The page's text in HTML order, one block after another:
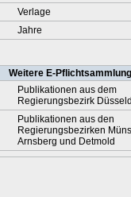
Verlage
Jahre
Weitere E-
Publikationen aus dem
Regierungsbezirk
Publikationen aus den
Regierungsbezirken
Arnsberg und Detmold